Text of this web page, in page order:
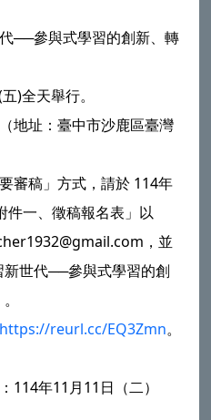
──參與式學習的創新、轉
)全天舉行。
地址：臺中市沙鹿區臺灣
審稿」方式，請於 114年
件一、徵稿報名表」以
，並
世代──參與式學習的創
https://reurl.cc/EQ3Zmn。
114年11月11日（二）